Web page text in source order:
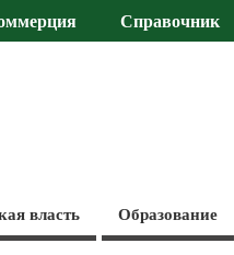
Справочник
власть Образование